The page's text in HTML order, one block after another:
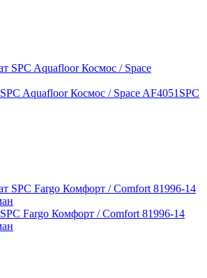
Aquafloor Космос / Space AF4051SPC
Fargo Комфорт / Comfort 81996-14